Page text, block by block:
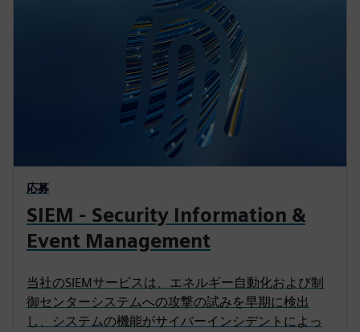
応募
SIEM - Security Information &
Event Management
当社のSIEMサービスは、エネルギー自動化および制
御センターシステムへの攻撃の試みを早期に検出
し、システムの機能がサイバーインシデントによっ